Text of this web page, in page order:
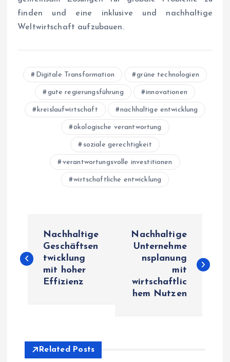
finden und eine inklusive und nachhaltige
Weltwirtschaft aufzubauen.
Digitale Transformation grüne technologien
gute regierungsführung innovationen
kreislaufwirtschaft nachhaltige entwicklung
ökologische verantwortung
soziale gerechtigkeit
verantwortungsvolle investitionen
wirtschaftliche entwicklung
o
Nachhaltige
Geschäftsen
twicklung
mit hoher
Effizienz
Nachhaltige
Unternehme
nsplanung
mit
wirtschaftlic
hem Nutzen
Related Posts